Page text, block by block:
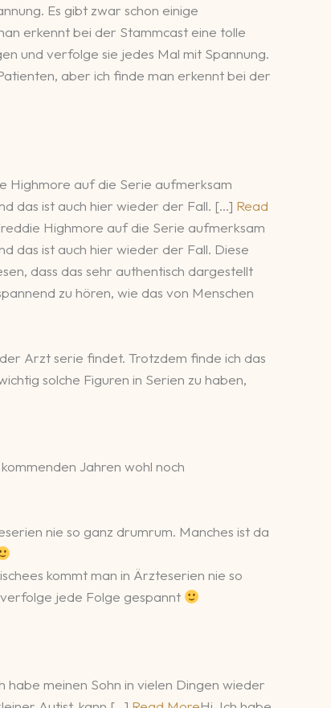
Es gibt zwar schon einige
erkennt bei der Stammcast eine tolle
und verfolge sie jedes Mal mit Spannung.
aber ich finde man erkennt bei der
Highmore auf die Serie aufmerksam
das ist auch hier wieder der Fall. […] Read
Highmore auf die Serie aufmerksam
das ist auch hier wieder der Fall. Diese
dass das sehr authentisch dargestellt
zu hören, wie das von Menschen
Arzt serie findet. Trotzdem finde ich das
solche Figuren in Serien zu haben,
Jahren wohl noch
nie so ganz drumrum. Manches ist da
kommt man in Ärzteserien nie so
jede Folge gespannt
habe meinen Sohn in vielen Dingen wieder